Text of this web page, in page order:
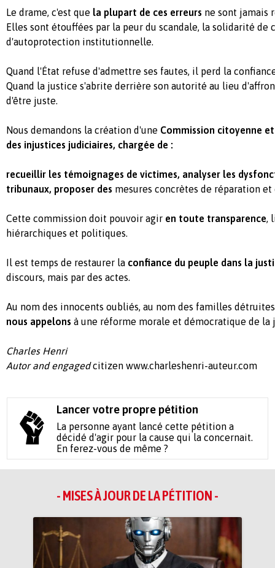
Le drame, c'est que la plupart de ces erreurs ne sont jamais
Elles sont étouffées par la peur du scandale, la solidarité de
d'autoprotection institutionnelle.
Quand l'État refuse d'admettre ses fautes, il perd la
Quand la justice s'abrite derrière son autorité au lieu
d'être juste.
Nous demandons la création d'une Commission citoyenne
des injustices judiciaires, chargée de :
recueillir les témoignages de victimes, analyser les
tribunaux, proposer des mesures concrètes de réparation
Cette commission doit pouvoir agir en toute transparence,
hiérarchiques et politiques.
Il est temps de restaurer la confiance du peuple dans la
discours, mais par des actes.
Au nom des innocents oubliés, au nom des familles
nous appelons à une réforme morale et démocratique de la
Charles Henri
Autor and engagedcitizen www.charleshenri-auteur.com
Lancer votre propre pétition
La personne ayant lancé cette pétition a
décidé d'agir pour la cause qui la concernait.
En ferez-vous de même ?
- MISES À JOUR DE LA PÉTITION -